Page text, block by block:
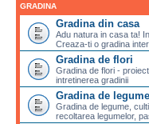
GRADINA
Gradina din casa
Adu natura in casa ta!
Creaza-ti o gradina
Gradina de flori
Gradina de flori -
intretinerea gradinii
Gradina de legume
Gradina de legume,
recoltarea legumelor,